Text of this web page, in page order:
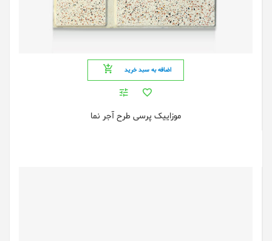
اضافه به سبد خرید
موزاییک پرسی طرح آجر نما